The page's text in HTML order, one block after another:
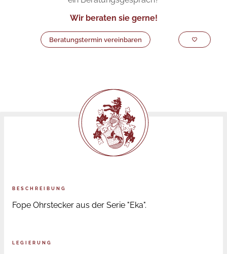
Wir beraten sie gerne!
Beratungstermin vereinbaren
BESCHREIBUNG
Fope Ohrstecker aus der Serie "Eka".
LEGIERUNG